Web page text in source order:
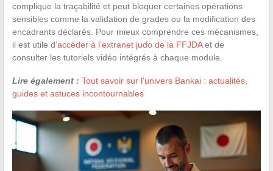
complique la traçabilité et peut bloquer certaines opérations
sensibles comme la validation de grades ou la modification des
encadrants déclarés. Pour mieux comprendre ces mécanismes,
il est utile d’accéder à l’extranet judo de la FFJDAet de
consulter les tutoriels vidéo intégrés à chaque module.
Lire également : Tout savoir sur l'univers Bankai : actualités,
guides et astuces incontournables